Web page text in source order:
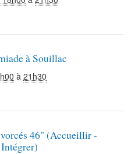
à Souillac
à 21h30
46" (Accueillir -